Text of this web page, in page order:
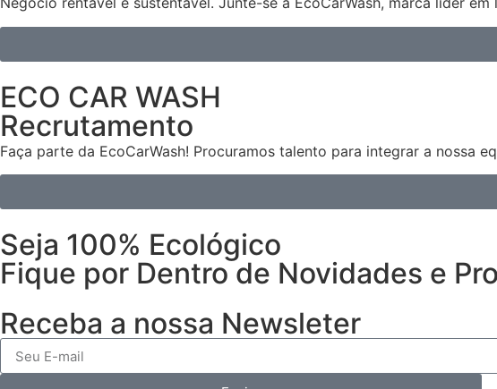
ECO CAR WASH
Recrutamento
Faça parte da EcoCarWash! Procuramos talento para integrar a nossa
Seja 100% Ecológico
Fique por Dentro de Novidades e
Receba a nossa Newsleter